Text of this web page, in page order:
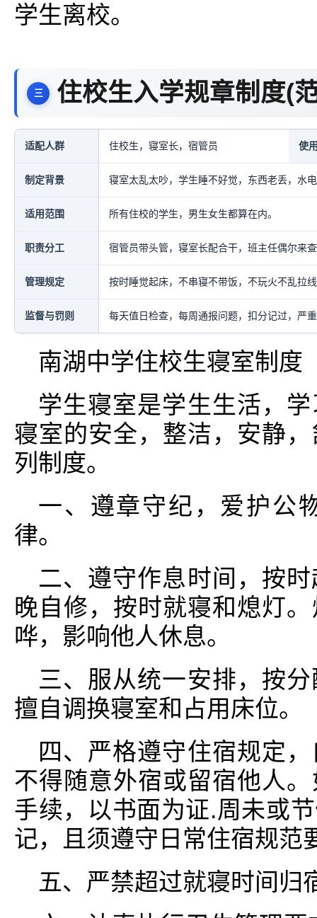
学生离校。
住校生入学规章制度(
适配人群 住校生，寝室长，宿管员 使
制定背景 寝室太乱太吵，学生睡不好觉，东西老丢，水
适用范围 所有住校的学生，男生女生都算在内。
职责分工 宿管员带头管，寝室长配合干，班主任偶尔来
管理规定 按时睡觉起床，不串寝不带饭，不玩火不乱拉
监督与罚则 每天值日检查，每周通报问题，扣分记过，严
南湖中学住校生寝室制度
学生寝室是学生生活，
寝室的安全，整洁，安静
列制度。
一、遵章守纪，爱护公
律。
二、遵守作息时间，按
晚自修，按时就寝和熄灯
哗，影响他人休息。
三、服从统一安排，按
擅自调换寝室和占用床位。
四、严格遵守住宿规定
不得随意外宿或留宿他人
手续，以书面为证.周未或
记，且须遵守日常住宿规范
五、严禁超过就寝时间归